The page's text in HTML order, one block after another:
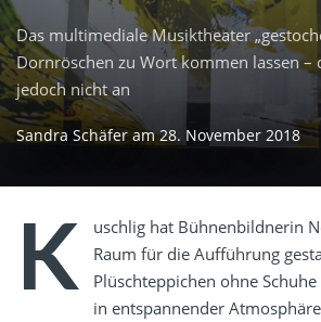
Das multimediale Musiktheater
Dornröschen zu Wort kommen lassen –
jedoch nicht an
Sandra Schäfer am 28. November 2018
K
uschlig hat Bühnenbildnerin
Raum für die Aufführung
Plüschteppichen ohne
in entspannender